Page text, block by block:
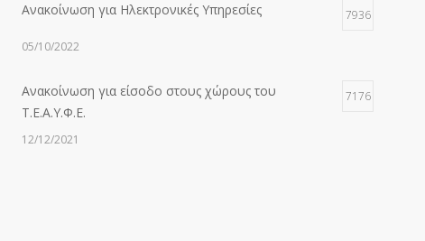
Ανακοίνωση για Ηλεκτρονικές Υπηρεσίες 7936
05/10/2022
Ανακοίνωση για είσοδο στους χώρους του
Τ.Ε.Α.Υ.Φ.Ε.
7176
12/12/2021